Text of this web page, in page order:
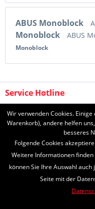
ABUS Monoblock
Monoblock
ABUS
Monoblock
Service Hotline
Shop Service
* Alle Preise inkl. gesetzl.
Wir verwenden Cookies.
Warenkorb), andere helfen
besseres
Folgende Cookies
Weitere Informationen
können Sie Ihre Auswahl
Seite mit der